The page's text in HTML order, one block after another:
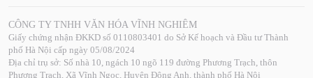
CÔNG TY TNHH VĂN HÓA VĨNH NGHIÊM
Giấy chứng nhận ĐKKD số 0110803401 do Sở Kế hoạch và Đầu tư Thành
phố Hà Nội cấp ngày 05/08/2024
Địa chỉ trụ sở: Số nhà 10, ngách 10 ngõ 119 đường Phương Trạch, thôn
Phương Trạch, Xã Vĩnh Ngọc, Huyện Đông Anh, thành phố Hà Nội